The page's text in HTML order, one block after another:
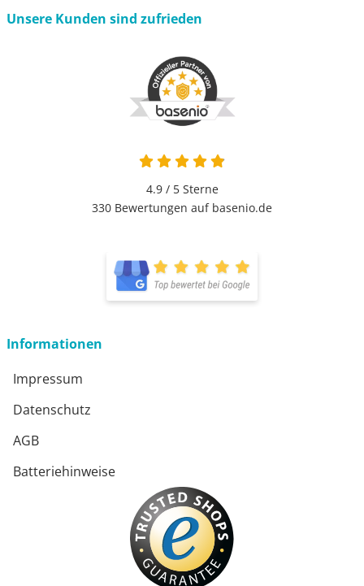
Unsere Kunden sind zufrieden
4.9 / 5Sterne
330 Bewertungen auf basenio.de
Informationen
Impressum
Datenschutz
AGB
Batteriehinweise